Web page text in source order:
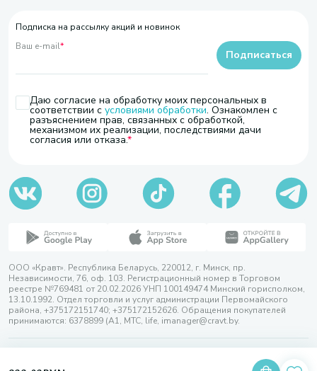
Подписка на рассылку акций и новинок
Ваш e-mail*
Даю согласие на обработку моих персональных в
соответствии с условиями обработки. Ознакомлен с
разъяснением прав, связанных с обработкой,
механизмом их реализации, последствиями дачи
согласия или отказа.
Подписаться
ООО «Кравт». Республика Беларусь, 220012, г. Минск, пр.
Независимости, 76, оф. 103. Регистрационный номер в Торговом
реестре №769481 от 20.02.2026 УНП 100149474 Минский горисполком,
13.10.1992. Отдел торговли и услуг администрации Первомайского
района, +375172151740; +375172152626. Обращения покупателей
принимаются: 6378899 (А1, МТС, life, imanager@cravt.by.